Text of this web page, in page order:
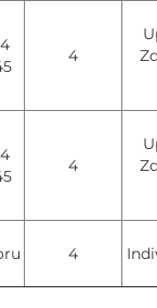
4
4
4